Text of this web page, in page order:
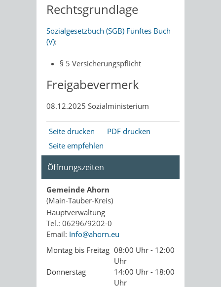
Rechtsgrundlage
Sozialgesetzbuch (SGB) Fünftes Buch
(V):
§ 5 Versicherungspflicht
Freigabevermerk
08.12.2025 Sozialministerium
Seite drucken
PDF drucken
Seite empfehlen
Öffnungszeiten
Gemeinde Ahorn
(Main-Tauber-Kreis)
Hauptverwaltung
Tel.: 06296/9202-0
Email: Info@ahorn.eu
Montag bis Freitag 08:00 Uhr - 12:00
Uhr
Donnerstag
14:00 Uhr - 18:00
Uhr